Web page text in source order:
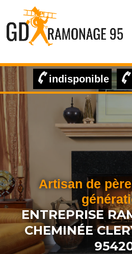
indisponible
Artisan de
ENTREPRISE
CHEMINÉE